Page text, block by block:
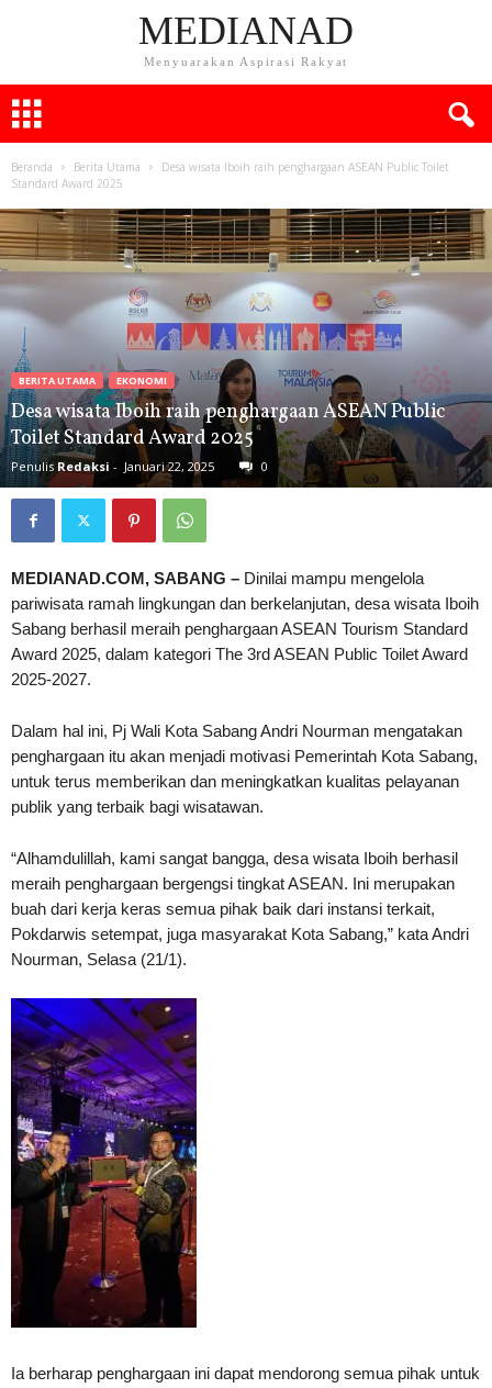
MEDIANAD
Menyuarakan Aspirasi Rakyat
Beranda Berita Utama
Desa wisata Iboih raih penghargaan ASEAN Public Toilet
Standard Award 2025
BERITA UTAMA EKONOMI
Desa wisata Iboih raih penghargaan ASEAN Public
Toilet Standard Award 2025
Penulis Redaksi - Januari 22, 2025 0
MEDIANAD.COM, SABANG – Dinilai mampu mengelola
pariwisata ramah lingkungan dan berkelanjutan, desa wisata Iboih
Sabang berhasil meraih penghargaan ASEAN Tourism Standard
Award 2025, dalam kategori The 3rd ASEAN Public Toilet Award
2025-2027.
Dalam hal ini, Pj Wali Kota Sabang Andri Nourman mengatakan
penghargaan itu akan menjadi motivasi Pemerintah Kota Sabang,
untuk terus memberikan dan meningkatkan kualitas pelayanan
publik yang terbaik bagi wisatawan.
“Alhamdulillah, kami sangat bangga, desa wisata Iboih berhasil
meraih penghargaan bergengsi tingkat ASEAN. Ini merupakan
buah dari kerja keras semua pihak baik dari instansi terkait,
Pokdarwis setempat, juga masyarakat Kota Sabang,” kata Andri
Nourman, Selasa (21/1).
Ia berharap penghargaan ini dapat mendorong semua pihak untuk